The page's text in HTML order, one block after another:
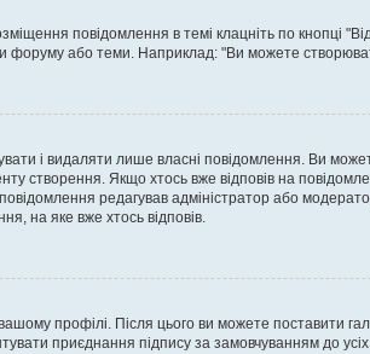
повідомлення в темі клацніть по кнопці
форуму або теми. Наприклад: "Ви можете
і видаляти лише власні повідомлення. Ви
створення. Якщо хтось вже відповів на
редагував адміністратор або
на яке вже хтось відповів.
профілі. Після цього ви можете поставити
приєднання підпису за замовчуванням до